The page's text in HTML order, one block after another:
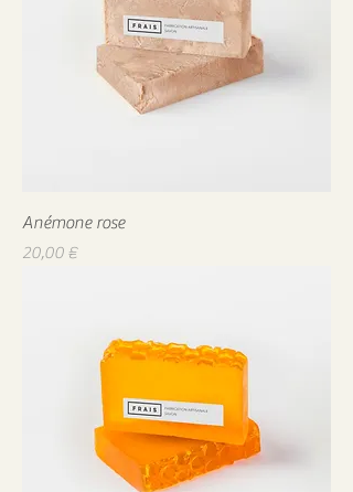
Anémone rose
Prix
20,00 €